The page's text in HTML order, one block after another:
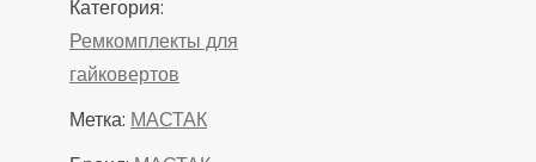
Категория:
Ремкомплекты для
гайковертов
Метка: МАСТАК